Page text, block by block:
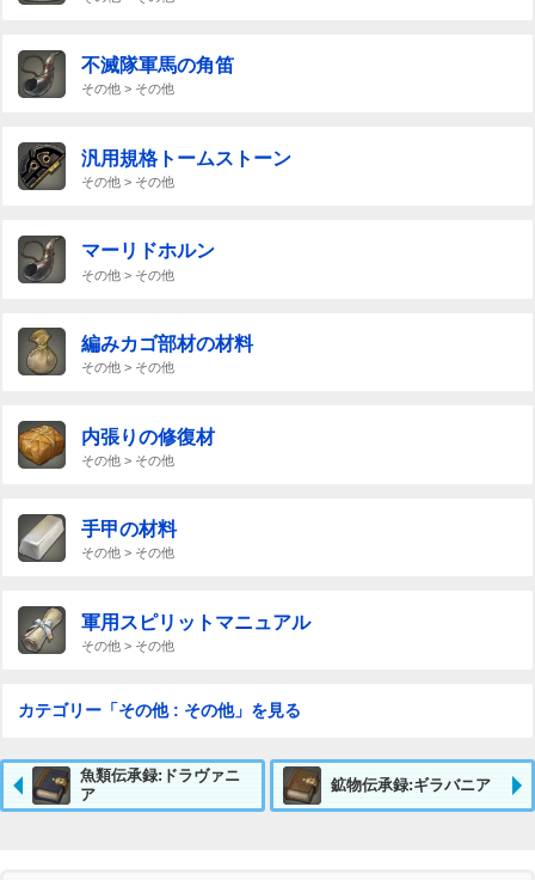
不滅隊軍馬の角笛
その他 > その他
汎用規格トームストーン
その他 > その他
マーリドホルン
その他 > その他
編みカゴ部材の材料
その他 > その他
内張りの修復材
その他 > その他
手甲の材料
その他 > その他
軍用スピリットマニュアル
その他 > その他
カテゴリー「その他 : その他」を見る
魚類伝承録:ドラヴァニ
ア
鉱物伝承録:ギラバニア